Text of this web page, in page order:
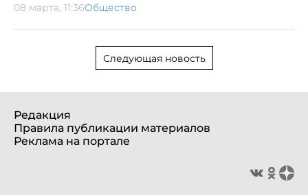
08 марта, 11:36Общество
Следующая новость
Редакция
Правила публикации материалов
Реклама на портале